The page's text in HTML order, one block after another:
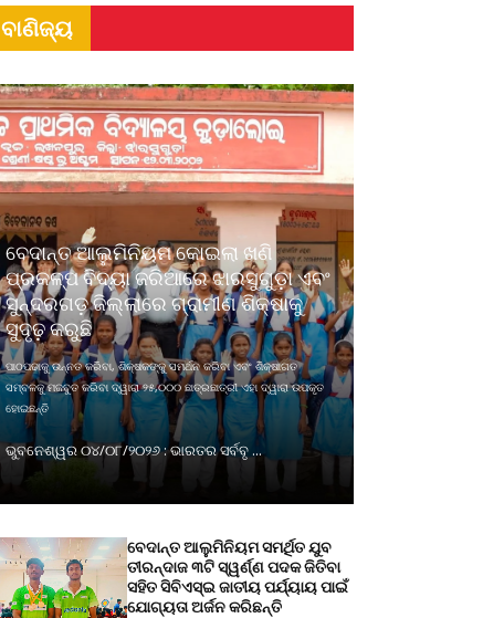
ବାଣିଜ୍ୟ
ବେଦାନ୍ତ ଆଲୁମିନିୟମ କୋଇଲା ଖଣି
ପ୍ରକଳ୍ପ ବିଦ୍ୟା ଜରିଆରେ ଝାରସୁଗୁଡ଼ା ଏବଂ
ସୁନ୍ଦରଗଡ଼ ଜିଲ୍ଲାରେ ଗ୍ରାମୀଣ ଶିକ୍ଷାକୁ
ସୁଦୃଢ଼ କରୁଛି
ପାଠପଢାକୁ ଉନ୍ନତ କରିବା, ଶିକ୍ଷକଙ୍କୁ ସମର୍ଥନ କରିବା ଏବଂ ଶିକ୍ଷାଗତ
ସମ୍ବଳକୁ ମଜବୁତ କରିବା ଦ୍ୱାରା ୨୫,୦୦୦ ଛାତ୍ରଛାତ୍ରୀ ଏହା ଦ୍ୱାରା ଉପକୃତ
ହୋଇଛନ୍ତି
ଭୁବନେଶ୍ୱର ୦୪/୦୮/୨୦୨୬ : ଭାରତର ସର୍ବବୃ ...
ବେଦାନ୍ତ ଆଲୁମିନିୟମ ସମର୍ଥିତ ଯୁବ
ତୀରନ୍ଦାଜ ୩ଟି ସ୍ୱର୍ଣ୍ଣ ପଦକ ଜିତିବା
ସହିତ ସିବିଏସ୍ଇ ଜାତୀୟ ପର୍ଯ୍ୟାୟ ପାଇଁ
ଯୋଗ୍ୟତା ଅର୍ଜନ କରିଛନ୍ତି